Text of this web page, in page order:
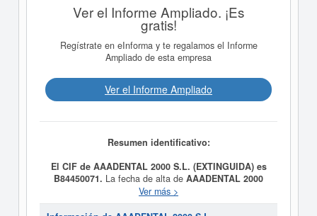
Ver el Informe Ampliado. ¡Es
gratis!
Regístrate en eInforma y te regalamos el Informe
Ampliado de esta empresa
Ver el Informe Ampliado
Resumen identificativo:
El CIF de AAADENTAL 2000 S.L. (EXTINGUIDA) es
B84450071. La fecha de alta de AAADENTAL 2000
S.L. (EXTINGUIDA) fue el día 29/07/2005,
constituyendo su meta como EL MONTAJE,
Ver más >